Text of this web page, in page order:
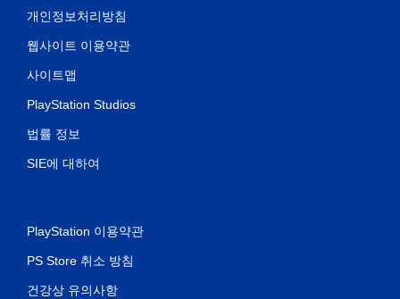
개인정보처리방침
웹사이트 이용약관
사이트맵
PlayStation Studios
법률 정보
SIE에 대하여
PlayStation 이용약관
PS Store 취소 방침
건강상 유의사항